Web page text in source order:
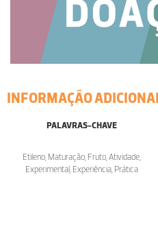
INFORMAÇÃO
PALAVRAS-CHAVE
Etileno, Maturação, Fruto, Atividade,
Experimental, Experiência, Prática